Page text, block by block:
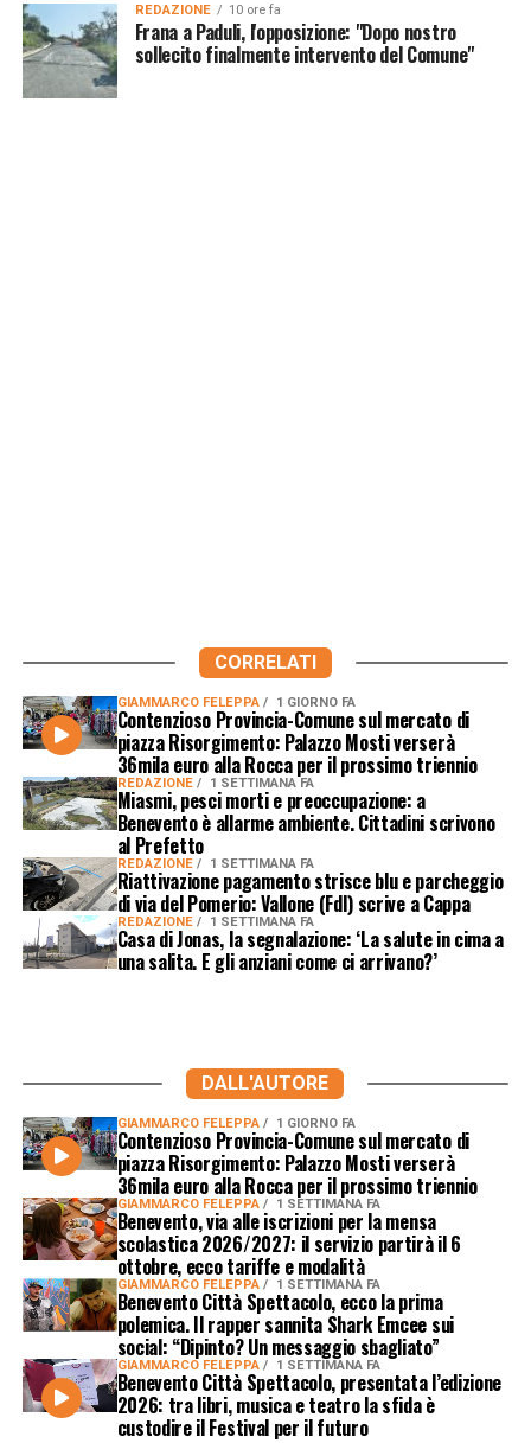
REDAZIONE 10 ore fa
Frana a Paduli, l'opposizione: "Dopo nostro
sollecito finalmente intervento del Comune"
CORRELATI
GIAMMARCO FELEPPA 1 GIORNO FA
Contenzioso Provincia-Comune sul mercato di
piazza Risorgimento: Palazzo Mosti verserà
36mila euro alla Rocca per il prossimo triennio
REDAZIONE 1 SETTIMANA FA
Miasmi, pesci morti e preoccupazione: a
Benevento è allarme ambiente. Cittadini scrivono
al Prefetto
REDAZIONE 1 SETTIMANA FA
Riattivazione pagamento strisce blu e parcheggio
di via del Pomerio: Vallone (FdI) scrive a Cappa
REDAZIONE 1 SETTIMANA FA
Casa di Jonas, la segnalazione: ‘La salute in cima a
una salita. E gli anziani come ci arrivano?’
DALL'AUTORE
GIAMMARCO FELEPPA 1 GIORNO FA
Contenzioso Provincia-Comune sul mercato di
piazza Risorgimento: Palazzo Mosti verserà
36mila euro alla Rocca per il prossimo triennio
GIAMMARCO FELEPPA 1 SETTIMANA FA
Benevento, via alle iscrizioni per la mensa
scolastica 2026/2027: il servizio partirà il 6
ottobre, ecco tariffe e modalità
GIAMMARCO FELEPPA 1 SETTIMANA FA
Benevento Città Spettacolo, ecco la prima
polemica. Il rapper sannita Shark Emcee sui
social: “Dipinto? Un messaggio sbagliato”
GIAMMARCO FELEPPA 1 SETTIMANA FA
Benevento Città Spettacolo, presentata l’edizione
2026: tra libri, musica e teatro la sfida è
custodire il Festival per il futuro